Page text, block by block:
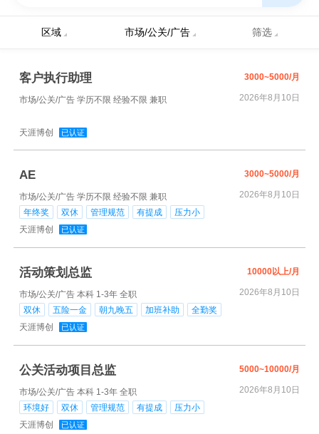
区域 市场/公关/广告 筛选
客户执行助理 3000~5000/月
市场/公关/广告 学历不限 经验不限 兼职 2026年8月10日
天涯博创 已认证
AE 3000~5000/月
市场/公关/广告 学历不限 经验不限 兼职
2026年8月10日
年终奖
双休 管理规范 有提成
压力小
天涯博创
已认证
活动策划总监 10000以上/月
市场/公关/广告 本科 1-3年 全职
2026年8月10日
双休
五险一金 朝九晚五 加班补助
全勤奖
天涯博创
已认证
公关活动项目总监 5000~10000/月
市场/公关/广告 本科 1-3年 全职
2026年8月10日
环境好
双休 管理规范 有提成
压力小
天涯博创
已认证